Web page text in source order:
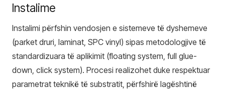
Instalime
Instalimi përfshin vendosjen e sistemeve të dyshemeve
(parket druri, laminat, SPC vinyl) sipas metodologjive të
standardizuara të aplikimit (floating system, full glue-
down, click system). Procesi realizohet duke respektuar
parametrat teknikë të substratit, përfshirë lagështinë